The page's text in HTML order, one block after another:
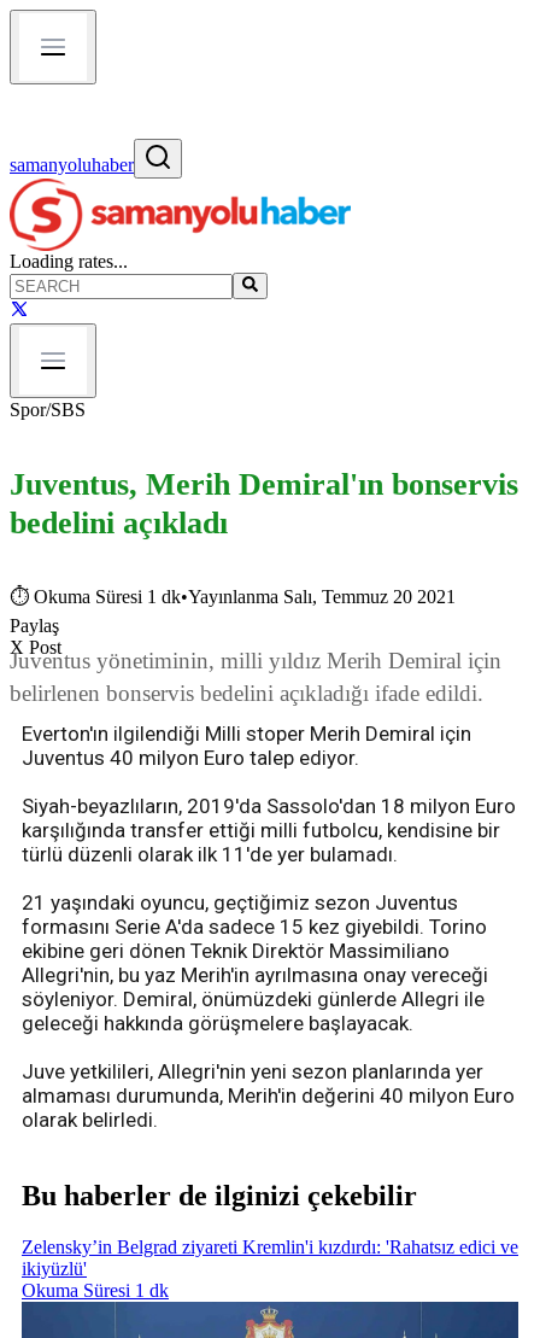
samanyoluhaber
Loading rates...
Spor/SBS
Juventus, Merih Demiral'ın bonservis
bedelini açıkladı
⏱ Okuma Süresi 1 dk•Yayınlanma Salı, Temmuz 20 2021
Paylaş
X Post
Juventus yönetiminin, milli yıldız Merih Demiral için
belirlenen bonservis bedelini açıkladığı ifade edildi.
Everton'ın ilgilendiği Milli stoper Merih Demiral için
Juventus 40 milyon Euro talep ediyor.
Siyah-beyazlıların, 2019'da Sassolo'dan 18 milyon Euro
karşılığında transfer ettiği milli futbolcu, kendisine bir
türlü düzenli olarak ilk 11'de yer bulamadı.
21 yaşındaki oyuncu, geçtiğimiz sezon Juventus
formasını Serie A'da sadece 15 kez giyebildi. Torino
ekibine geri dönen Teknik Direktör Massimiliano
Allegri'nin, bu yaz Merih'in ayrılmasına onay vereceği
söyleniyor. Demiral, önümüzdeki günlerde Allegri ile
geleceği hakkında görüşmelere başlayacak.
Juve yetkilileri, Allegri'nin yeni sezon planlarında yer
almaması durumunda, Merih'in değerini 40 milyon Euro
olarak belirledi.
Bu haberler de ilginizi çekebilir
Zelensky’in Belgrad ziyareti Kremlin'i kızdırdı: 'Rahatsız edici ve
ikiyüzlü'
Okuma Süresi 1 dk